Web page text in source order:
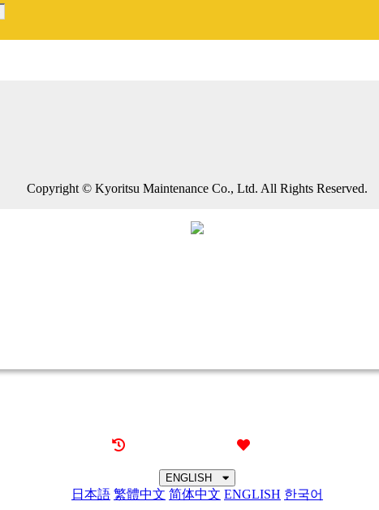
Copyright © Kyoritsu Maintenance Co., Ltd. All Rights Reserved.
ENGLISH
日本語 繁體中文 简体中文 ENGLISH 한국어